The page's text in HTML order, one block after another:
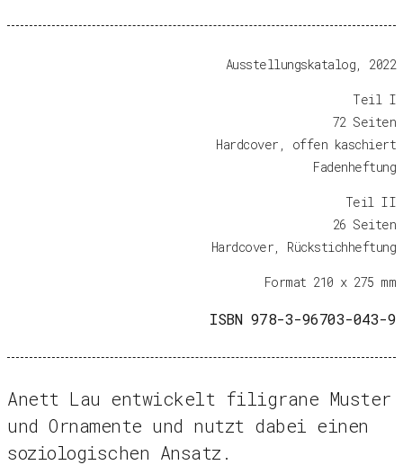
Ausstellungskatalog, 2022
Teil I
72 Seiten
Hardcover, offen kaschiert
Fadenheftung
Teil II
26 Seiten
Hardcover, Rückstichheftung
Format 210 x 275 mm
ISBN 978-3-96703-043-9
Anett Lau entwickelt filigrane Muster
und Ornamente und nutzt dabei einen
soziologischen Ansatz.